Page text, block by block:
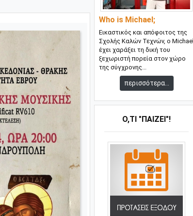
Who is Michael;
Εικαστικός και απόφοιτος της
Σχολής Καλών Τεχνών, ο Michael
έχει χαράξει τη δική του
ξεχωριστή πορεία στον χώρο
της σύγχρονης...
περισσότερα...
Ό,ΤΙ "ΠΑΊΖΕΙ"!